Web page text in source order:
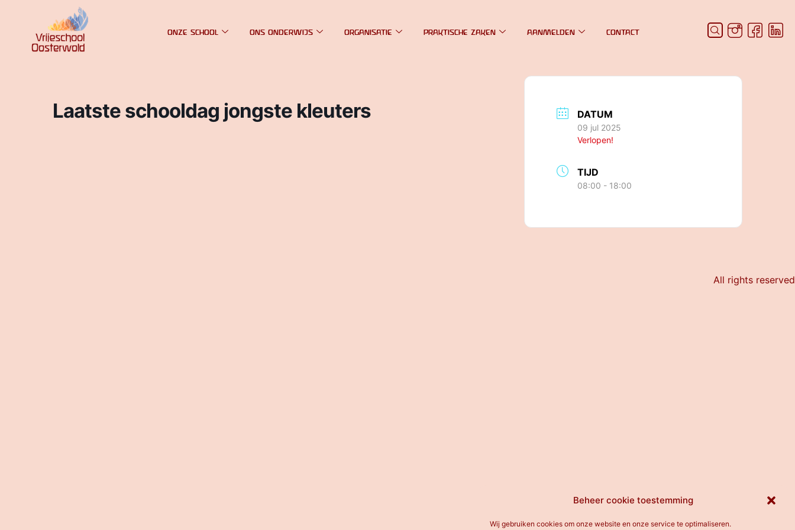
Beheer cookie toestemming
Wij gebruiken cookies om onze website en onze service te optimaliseren.
ONZE SCHOOL ONS ONDERWIJS ORGANISATIE PRAKTISCHE ZAKEN AANMELDEN CONTACT
Laatste schooldag jongste kleuters DATUM
09 jul 2025
Verlopen!
TIJD
08:00 - 18:00
All rights reserved